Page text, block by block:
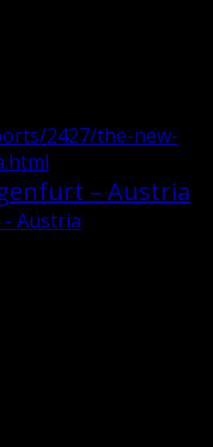
2427/the-new-
– Austria
Austria